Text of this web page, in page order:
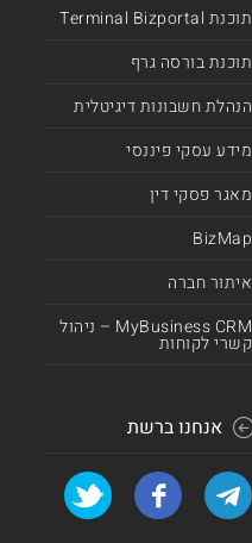
תוכנת Terminal Bizportal
תוכנת בורסה גרף
הנהלת חשבונות דיגיטלית
מידע עסקי פיננסי
מאגר פסקי דין
BizMap
איתור חברה
MyBusiness CRM – ניהול
קשרי לקוחות
אנחנו ברשת